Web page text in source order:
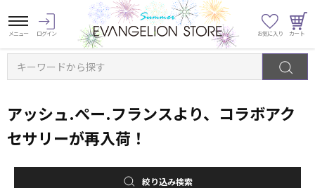
キーワードから探す
アッシュ.ぺー.フランスより、コラボアク
セサリーが再入荷！
絞り込み検索